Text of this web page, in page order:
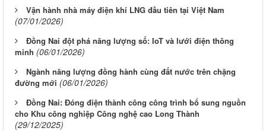
Vận hành nhà máy điện khí LNG đầu tiên tại Việt Nam
(07/01/2026)
Đồng Nai đột phá năng lượng số: IoT và lưới điện thông
minh (06/01/2026)
Ngành năng lượng đồng hành cùng đất nước trên chặng
đường mới (06/01/2026)
Đồng Nai: Đóng điện thành công công trình bổ sung nguồn
cho Khu công nghiệp Công nghệ cao Long Thành
(29/12/2025)